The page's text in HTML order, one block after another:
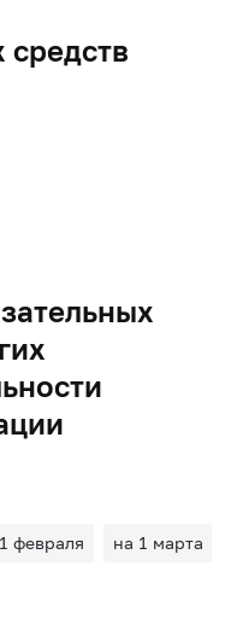
средств
февраля на 1 марта